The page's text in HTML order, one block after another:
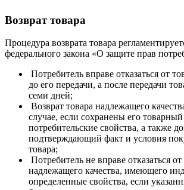
Возврат товара
Процедура возврата товара
федерального закона «О защите прав
Потребитель вправе отказаться от
до его передачи, а после передачи
семи дней;
Возврат товара надлежащего
случае, если сохранены его
потребительские свойства, а также
подтверждающий факт и условия
товара;
Потребитель не вправе отказаться от
надлежащего качества, имеющего
определенные свойства, если